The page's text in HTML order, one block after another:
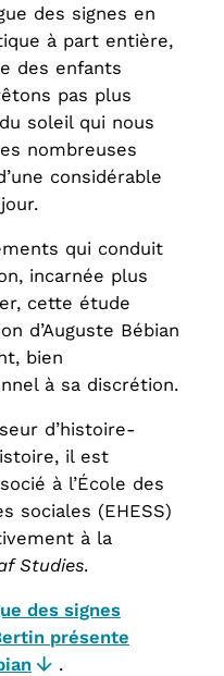
des signes en
à part entière,
des enfants
pas plus
soleil qui nous
nombreuses
considérable
qui conduit
incarnée plus
cette étude
d’Auguste Bébian
bien
à sa discrétion.
d’histoire-
il est
à l’École des
sociales (EHESS)
à la
Studies.
des signes
présente
.